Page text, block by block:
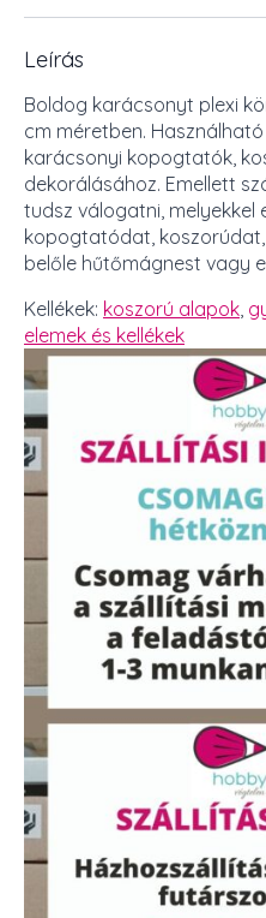
Leírás
Boldog karácsonyt plexi
cm méretben.
karácsonyi kopogtatók,
dekorálásához. Emellett
tudsz válogatni, melyekkel
kopogtatódat,
belőle hűtőmágnest vagy
Kellékek: koszorú alapok
elemek és kellékek